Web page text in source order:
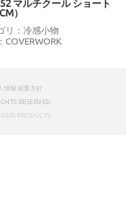
マルチクール ショート
）
リ： 冷感小物
COVERWORK
情報保護方針
RESERVED.
PRODUCTS.